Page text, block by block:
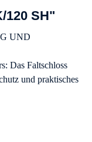
120 SH"
UND
Das Faltschloss
und praktisches